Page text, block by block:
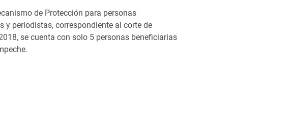
de Protección para personas
y periodistas, correspondiente al corte de
se cuenta con solo 5 personas beneficiarias